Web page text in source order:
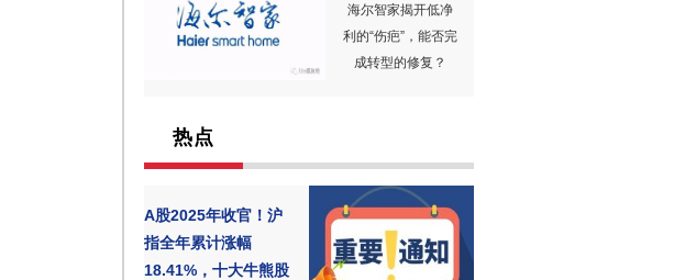
海尔智家揭开低净
利的“伤疤”，能否完
成转型的修复？
热点
A股2025年收官！沪
指全年累计涨幅
18.41%，十大牛熊股